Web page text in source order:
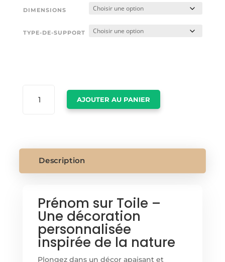
DIMENSIONS
TYPE-DE-SUPPORT
AJOUTER AU PANIER
Description
Prénom sur Toile –
Une décoration
personnalisée
inspirée de la nature
Plongez dans un décor apaisant et